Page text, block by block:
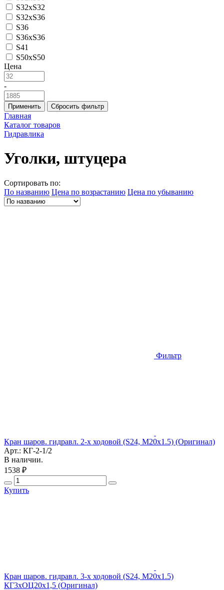
S32xS32
S32xS36
S36
S36xS36
S41
S50xS50
Цена
-
Применить Сбросить фильтр
Главная
Каталог товаров
Гидравлика
Уголки, штуцера
Сортировать по:
По названию Цена по возрастанию Цена по убыванию
Фильтр
Кран шаров. гидравл. 2-х ходовой (S24, М20х1.5) (Оригинал)
Арт.: КГ-2-1/2
В наличии.
1538 ₽
Купить
Кран шаров. гидравл. 3-х ходовой (S24, М20х1.5)
КГ3хОЦ20х1,5 (Оригинал)